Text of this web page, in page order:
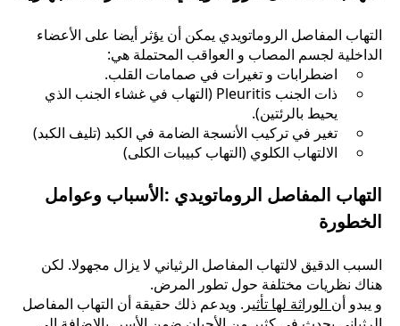
التهاب المفاصل الروماتويدي يمكن أن يؤثر أيضا على الأعضاء
الداخلية لجسم المصاب و العواقب المحتملة هي:
اضطرابات و تغيرات في صمامات القلب.
ذات الجنب Pleuritis (التهاب في غشاء الجنب الذي
يحيط بالرئتين).
تغير في تركيب الأنسجة الضامة في الكبد (تليف الكبد)
الالتهاب الكلوي (التهاب كبيبات الكلى)
التهاب المفاصل الروماتويدي :الأسباب وعوامل
الخطورة
السبب الدقيق لالتهاب المفاصل الرثياني لا يزال مجهولا. لكن
هناك نظريات مختلفة حول تطور المرض.
و يبدو أن الوراثة لها تأثير . ويدعم ذلك حقيقة أن التهاب المفاصل